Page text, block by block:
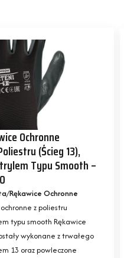
Ochronne
(ścieg 13),
Typu Smooth –
Rękawice Ochronne
z poliestru
typu smooth Rękawice
wykonane z trwałego
13 oraz powleczone